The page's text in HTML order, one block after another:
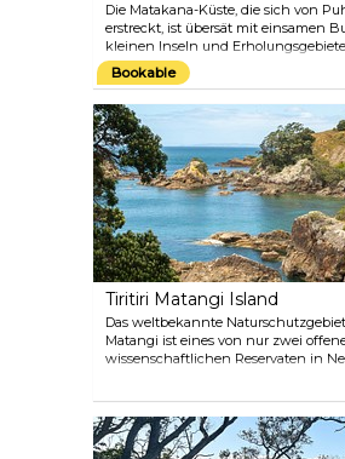
Die Matakana-Küste, die sich von
erstreckt, ist übersät mit einsamen
kleinen Inseln und
einige der besten Weine, Kunst,
und Besucherattraktionen im
Neuseeland, und das alles innerhalb
Autostunde nördlich von Auckland.
sich außerdem zum Ziel gesetzt, die
Food“-Stadt in Neuseeland zu
Bookable
Tiritiri Matangi Island
Das weltbekannte
Matangi ist eines von nur zwei
wissenschaftlichen Reservaten in
liegt im Hauraki Gulf, nur 75
geschützter Zufluchtsort für
gefährdete Arten und ein wahres
die die Natur und die